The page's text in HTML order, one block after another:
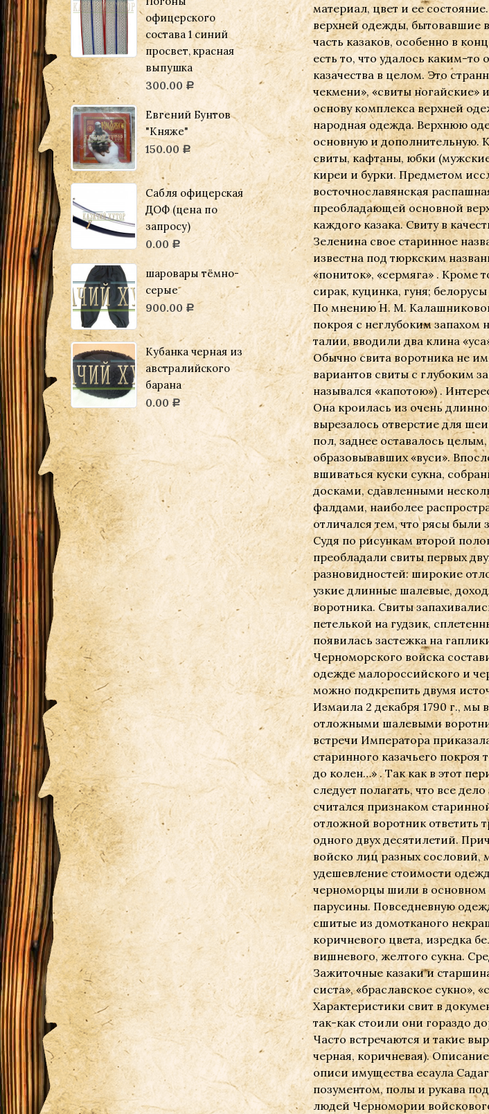
материал, цвет и ее
верхней одежды, бытовавшие в
часть казаков, особенно в
есть то, что удалось каким-то
казачества в целом. Это
чекмени», «свиты ногайские»
основу комплекса верхней
народная одежда. Верхнюю
основную и дополнительную.
свиты, кафтаны, юбки
киреи и бурки. Предметом
восточнославянская
преобладающей основной
каждого казака. Свиту в
Зеленина свое старинное
известна под тюркским
«пониток», «сермяга» . Кроме
сирак, куцинка, гуня;
По мнению Н. М.
покроя с неглубоким запахом
талии, вводили два клина
Обычно свита воротника не
вариантов свиты с глубоким
назывался «капотою») .
Она кроилась из очень
вырезалось отверстие для
пол, заднее оставалось
образовывавших «вуси».
вшиваться куски сукна,
досками, сдавленными
фалдами, наиболее
отличался тем, что рясы
Судя по рисункам второй
преобладали свиты первых
разновидностей: широкие
узкие длинные шалевые,
воротника. Свиты
петелькой на гудзик,
появилась застежка на
Черноморского войска
одежде малороссийского и
можно подкрепить двумя
Измаила 2 декабря 1790 г., мы
отложными шалевыми
встречи Императора
старинного казачьего
до колен…» . Так как в этот
следует полагать, что все
считался признаком
отложной воротник ответить
одного двух десятилетий.
войско лиц разных сословий,
удешевление стоимости
черноморцы шили в основном
парусины. Повседневную
сшитые из домотканого
коричневого цвета, изредка
вишневого, желтого сукна.
Зажиточные казаки и
систа», «браславское сукно»,
Характеристики свит в
так-как стоили они гораздо
Часто встречаются и такие
черная, коричневая).
описи имущества есаула
позументом, полы и рукава
людей Черномории
офицерского
состава 1 синий
просвет, красная
выпушка
300.00Р
Евгений Бунтов
"Княже"
150.00 Р
Сабля офицерская
ДОФ (цена по
запросу)
0.00 Р
шаровары тёмно-
серые
900.00 Р
Кубанка черная из
австралийского
барана
0.00 Р